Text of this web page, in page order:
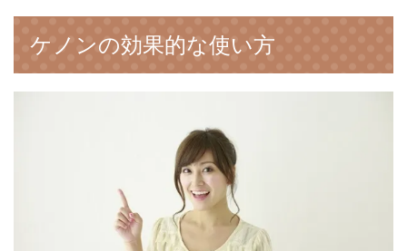
毛効果を得やすくなる使用方法や、痛み
を軽減する方法と注意点とは
ケノンで脱毛を始める最適な時期は秋で
家庭用脱毛器ケノンが宅急便で届きまし
ケノンを小学生・中学生・高校生の子供
に使っても大丈夫？気を付けること６つ
ケノンの効果的な使い方